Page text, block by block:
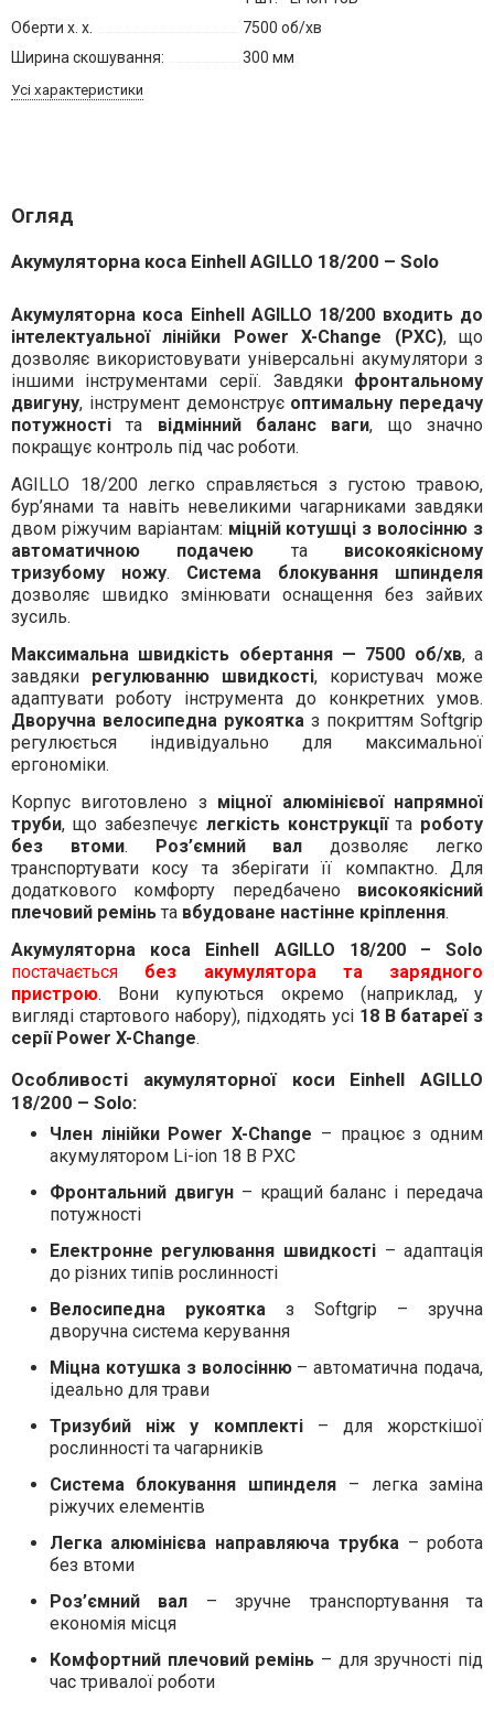
Оберти х. х.
7500 об/хв
Ширина скошування:
300 мм
Усі характеристики
Огляд
Акумуляторна коса Einhell AGILLO 18/200 – Solo
Акумуляторна коса Einhell AGILLO 18/200 входить до
інтелектуальної лінійки Power X-Change (PXC), що
дозволяє використовувати універсальні акумулятори з
іншими інструментами серії. Завдяки фронтальному
двигуну, інструмент демонструє оптимальну передачу
потужностіта відмінний баланс ваги, що значно
покращує контроль під час роботи.
AGILLO 18/200 легко справляється з густою травою,
бур’янами та навіть невеликими чагарниками завдяки
двом ріжучим варіантам: міцній котушці з волосінню з
автоматичною подачею та високоякісному
тризубому ножу. Система блокування шпинделя
дозволяє швидко змінювати оснащення без зайвих
зусиль.
Максимальна швидкість обертання — 7500 об/хв, а
завдяки регулюванню швидкості, користувач може
адаптувати роботу інструмента до конкретних умов.
Дворучна велосипедна рукоятказ покриттям Softgrip
регулюється індивідуально для максимальної
ергономіки.
Корпус виготовлено з міцної алюмінієвої напрямної
труби, що забезпечує легкість конструкціїта роботу
без втоми. Роз’ємний вал дозволяє легко
транспортувати косу та зберігати її компактно. Для
додаткового комфорту передбачено високоякісний
плечовий реміньта вбудоване настінне кріплення.
Акумуляторна коса Einhell AGILLO 18/200 – Solo
постачається без акумулятора та зарядного
пристрою. Вони купуються окремо (наприклад, у
вигляді стартового набору), підходять усі 18 В батареї з
серії Power X-Change.
Особливості акумуляторної коси Einhell AGILLO
18/200 – Solo:
Член лінійки Power X-Change – працює з одним
акумулятором Li-ion 18 В PXC
Фронтальний двигун– кращий баланс і передача
потужності
Електронне регулювання швидкості – адаптація
до різних типів рослинності
Велосипедна рукоятказ Softgrip – зручна
дворучна система керування
Міцна котушка з волосінню– автоматична подача,
ідеально для трави
Тризубий ніж у комплекті– для жорсткішої
рослинності та чагарників
Система блокування шпинделя – легка заміна
ріжучих елементів
Легка алюмінієва направляюча трубка– робота
без втоми
Роз’ємний вал – зручне транспортування та
економія місця
Комфортний плечовий ремінь – для зручності під
час тривалої роботи